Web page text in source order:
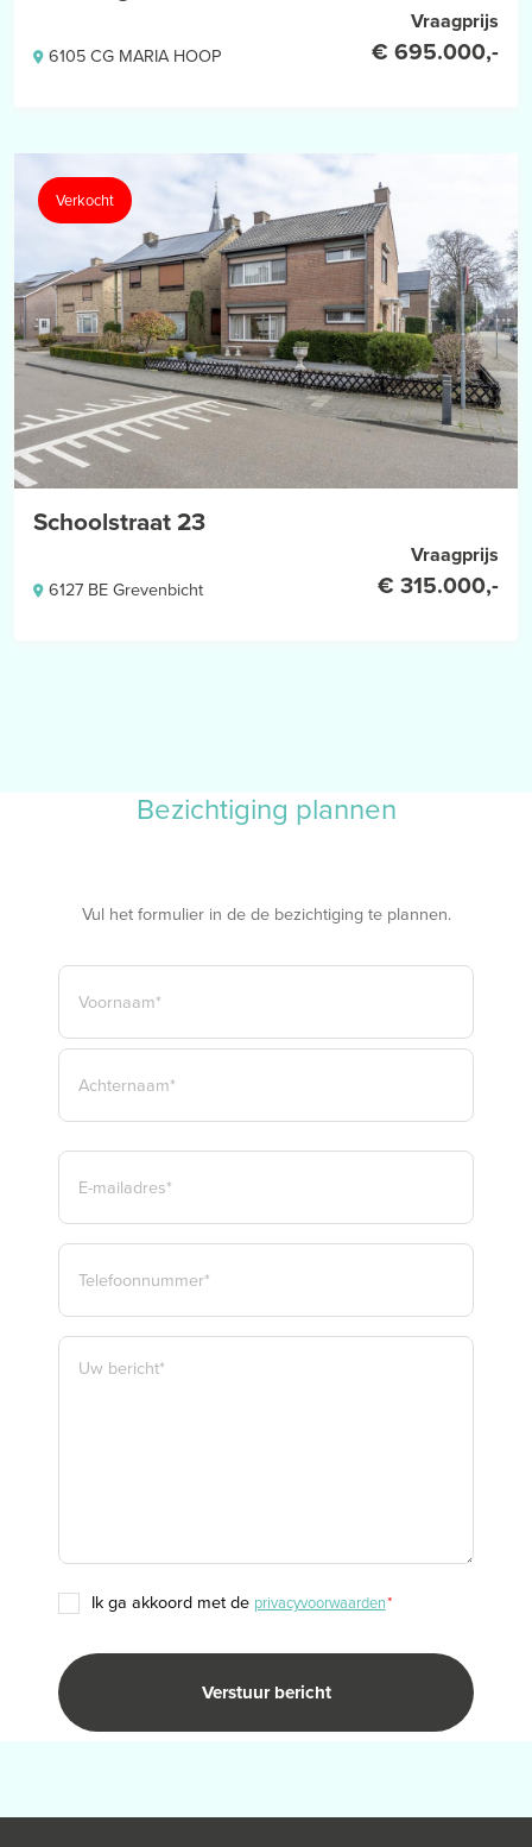
– De Meetinstructie is gebaseerd op de NEN2580. De
Meetinstructie is bedoeld om een meer eenduidige manier van
meten toe te passen voor het geven van een indicatie van de
interpretatieverschillen, afrondingen of beperkingen bij het
uitvoeren van de meting.
6105 CG MARIA HOOP
Vraagprijs
€ 695.000,-
Verkocht
Schoolstraat 23
6127 BE Grevenbicht
Vraagprijs
€ 315.000,-
Bezichtiging plannen
Vul het formulier in de de bezichtiging te plannen.
NAAM
VOORNAAM*
E-
MAILADRES
TELEFOON
BERICHT
TOESTEMMING
ik ga akkoord met de privacyvoorwaarden*